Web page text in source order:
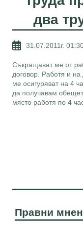
два
31.07.2011г.
Съкращават ме от
договор. Работя и
ме осигуряват на 4
да получавам
място работя по 4
Правни